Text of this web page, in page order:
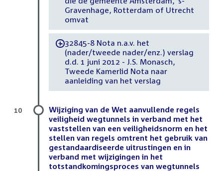
Gravenhage, Rotterdam of Utrecht
omvat
-32845-8 Nota n.a.v. het
(nader/tweede nader/enz.) verslag
d.d. 1 juni 2012 - J.S. Monasch,
Tweede Kamerlid Nota naar
aanleiding van het verslag
Wijziging van de Wet aanvullende regels
veiligheid wegtunnels in verband met het
vaststellen van een veiligheidsnorm en het
stellen van regels omtrent het gebruik van
gestandaardiseerde uitrustingen en in
verband met wijzigingen in het
totstandkomingsproces van wegtunnels
10